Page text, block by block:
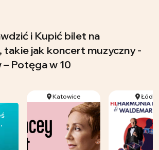
i Kupić bilet na
takie jak koncert muzyczny -
– Potęga w 10
Katowice Łódź